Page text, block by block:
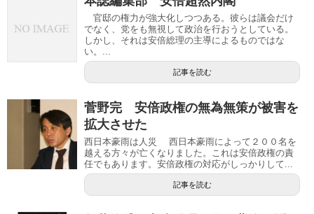
官邸の権力が強大化しつつある。彼らは議会だけ
でなく、党をも無視して政治を行おうとしている。
しかし、それは安倍総理の主導によるものではな
い。...
記事を読む
菅野完 安倍政権の無為無策が被害を
拡大させた
西日本豪雨は人災 西日本豪雨によって２００名を
越える方々が亡くなりました。これは安倍政権の責
任でもあります。安倍政権の対応がしっかりして...
記事を読む